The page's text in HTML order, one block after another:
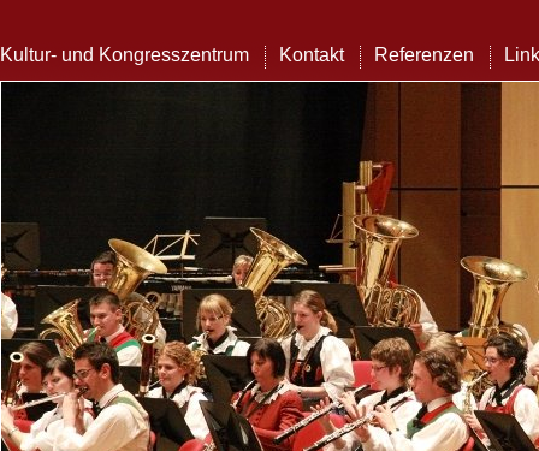
Kultur- und Kongresszentrum Kontakt Referenzen